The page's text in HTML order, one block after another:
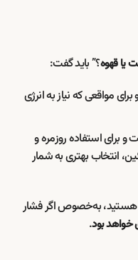
یا قهوه؟” باید گفت:
مواقعی که نیاز به انرژی
و برای استفاده روزمره و
انتخاب بهتری به شمار
هستید، به‌خصوص اگر فشار
خواهد بود.